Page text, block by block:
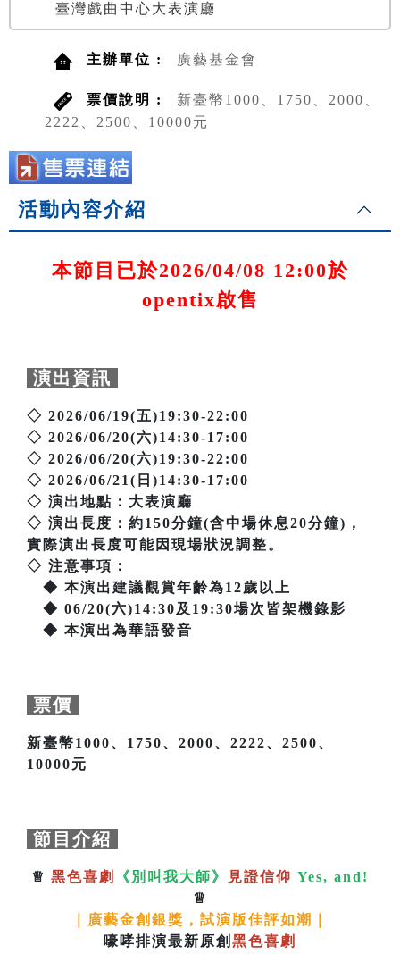
臺灣戲曲中心大表演廳
主辦單位 : 廣藝基金會
票價說明 :
新臺幣1000、1750、2000、
2222、2500、10000元
活動內容介紹
本節目已於2026/04/08 12:00於
opentix啟售
演出資訊
◇ 2026/06/19(五)19:30-22:00
◇ 2026/06/20(六)14:30-17:00
◇ 2026/06/20(六)19:30-22:00
◇ 2026/06/21(日)14:30-17:00
◇ 演出地點：大表演廳
◇ 演出長度：約150分鐘(含中場休息20分鐘)，
實際演出長度可能因現場狀況調整。
◇ 注意事項：
◆ 本演出建議觀賞年齡為12歲以上
◆ 06/20(六)14:30及19:30場次皆架機錄影
◆ 本演出為華語發音
票價
新臺幣1000、1750、2000、2222、2500、
10000元
節目介紹
♕ 黑色喜劇 《別叫我大師》 見證信仰 Yes, and!
♕
｜廣藝金創銀獎，試演版佳評如潮｜
嚎哮排演最新原創 黑色喜劇